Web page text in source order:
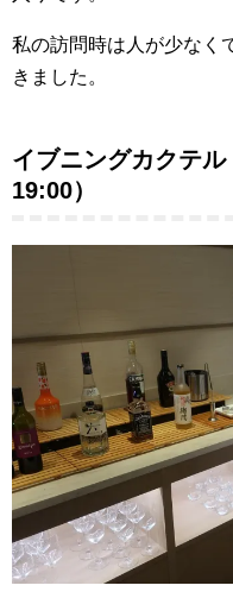
私の訪問時は人が少なく
きました。
イブニングカクテ
19:00）